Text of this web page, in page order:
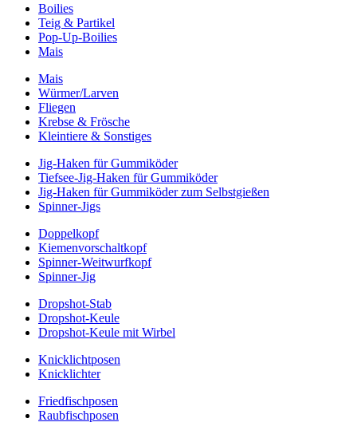
Boilies
Teig & Partikel
Pop-Up-Boilies
Mais
Mais
Würmer/Larven
Fliegen
Krebse & Frösche
Kleintiere & Sonstiges
Jig-Haken für Gummiköder
Tiefsee-Jig-Haken für Gummiköder
Jig-Haken für Gummiköder zum Selbstgießen
Spinner-Jigs
Doppelkopf
Kiemenvorschaltkopf
Spinner-Weitwurfkopf
Spinner-Jig
Dropshot-Stab
Dropshot-Keule
Dropshot-Keule mit Wirbel
Knicklichtposen
Knicklichter
Friedfischposen
Raubfischposen